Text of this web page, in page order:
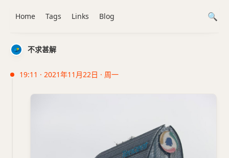
不求甚解
19:11 · 2021年11月22日 · 周一
Home Tags Links Blog